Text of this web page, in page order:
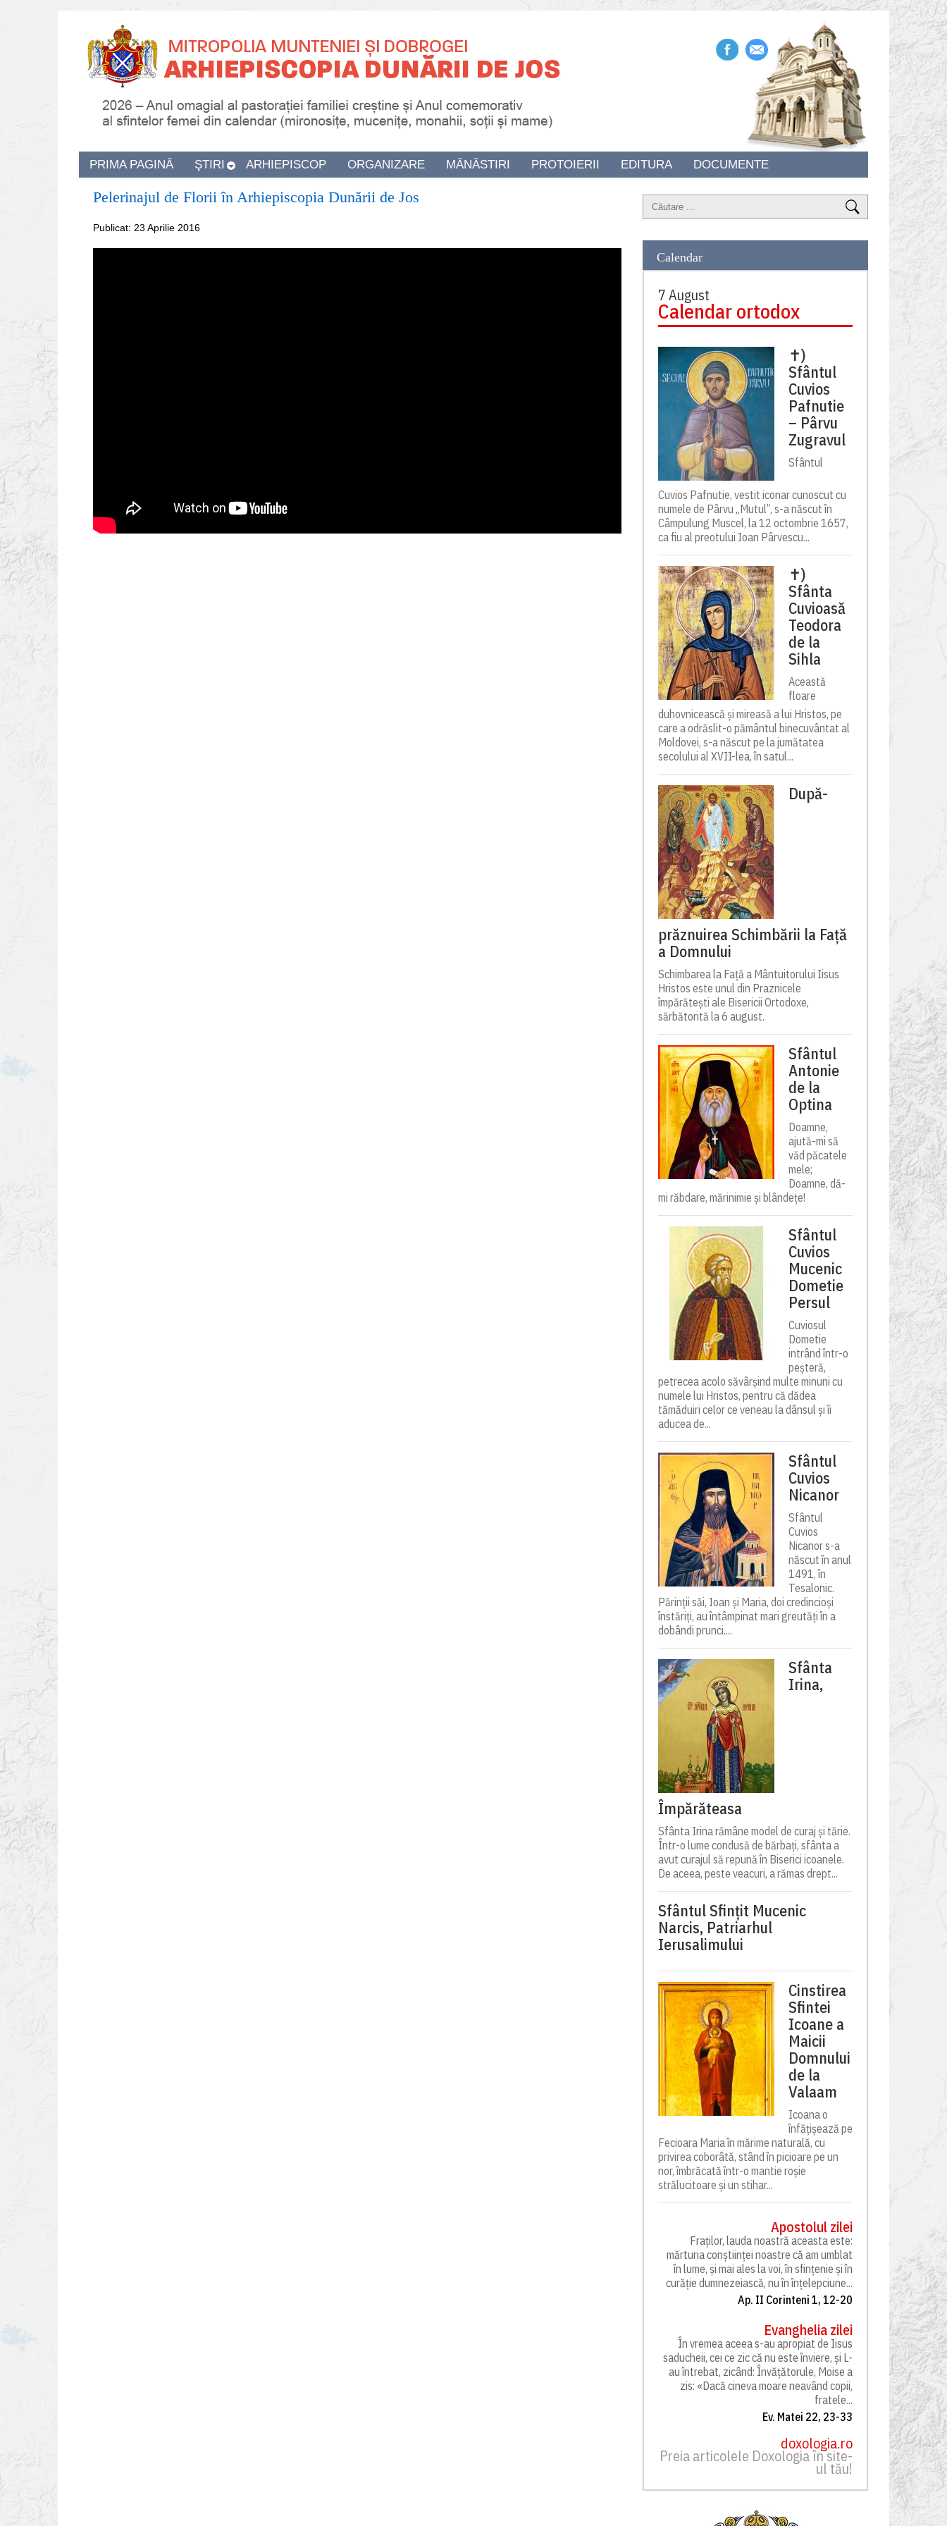
PRIMA PAGINĂ ŞTIRI ARHIEPISCOP ORGANIZARE MĂNĂSTIRI PROTOIERII EDITURA DOCUMENTE
Pelerinajul de Florii în Arhiepiscopia Dunării de Jos
Publicat: 23 Aprilie 2016
Calendar
7 August
Calendar ortodox
✝)
Sfântul
Cuvios
Pafnutie
– Pârvu
Zugravul
Sfântul
Cuvios Pafnutie, vestit iconar cunoscut cu
numele de Pârvu „Mutul”, s-a născut în
Câmpulung Muscel, la 12 octombrie 1657,
ca fiu al preotului Ioan Pârvescu...
✝)
Sfânta
Cuvioasă
Teodora
de la
Sihla
Această
floare
duhovnicească și mireasă a lui Hristos, pe
care a odrăslit-o pământul binecuvântat al
Moldovei, s-a născut pe la jumătatea
secolului al XVII-lea, în satul...
După-
prăznuirea Schimbării la Față
a Domnului
Schimbarea la Față a Mântuitorului Iisus
Hristos este unul din Praznicele
împărătești ale Bisericii Ortodoxe,
sărbătorită la 6 august.
Sfântul
Antonie
de la
Optina
Doamne,
ajută-mi să
văd păcatele
mele;
Doamne, dă-
mi răbdare, mărinimie şi blândeţe!
Sfântul
Cuvios
Mucenic
Dometie
Persul
Cuviosul
Dometie
intrând într-o
peșteră,
petrecea acolo săvârșind multe minuni cu
numele lui Hristos, pentru că dădea
tămăduiri celor ce veneau la dânsul și îi
aducea de...
Sfântul
Cuvios
Nicanor
Sfântul
Cuvios
Nicanor s-a
născut în anul
1491, în
Tesalonic.
Părinții săi, Ioan și Maria, doi credincioși
înstăriți, au întâmpinat mari greutăți în a
dobândi prunci....
Sfânta
Irina,
Împărăteasa
Sfânta Irina rămâne model de curaj și tărie.
Într-o lume condusă de bărbați, sfânta a
avut curajul să repună în Biserici icoanele.
De aceea, peste veacuri, a rămas drept...
Sfântul Sfinţit Mucenic
Narcis, Patriarhul
Ierusalimului
Cinstirea
Sfintei
Icoane a
Maicii
Domnului
de la
Valaam
Icoana o
înfățișează pe
Fecioara Maria în mărime naturală, cu
privirea coborâtă, stând în picioare pe un
nor, îmbrăcată într-o mantie roșie
strălucitoare și un stihar...
Apostolul zilei
Fraților, lauda noastră aceasta este:
mărturia conștiinței noastre că am umblat
în lume, și mai ales la voi, în sfințenie și în
curăție dumnezeiască, nu în înțelepciune...
Ap. II Corinteni 1, 12-20
Evanghelia zilei
În vremea aceea s-au apropiat de Iisus
saducheii, cei ce zic că nu este înviere, și L-
au întrebat, zicând: Învățătorule, Moise a
zis: «Dacă cineva moare neavând copii,
fratele...
Ev. Matei 22, 23-33
doxologia.ro
Preia articolele Doxologia în site-
ul tău!